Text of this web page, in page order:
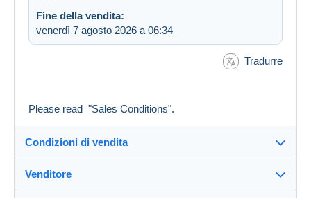
Fine della vendita:
venerdì 7 agosto 2026 a 06:34
Tradurre
Please read "Sales Conditions".
Condizioni di vendita
Destinazione:
Venditore